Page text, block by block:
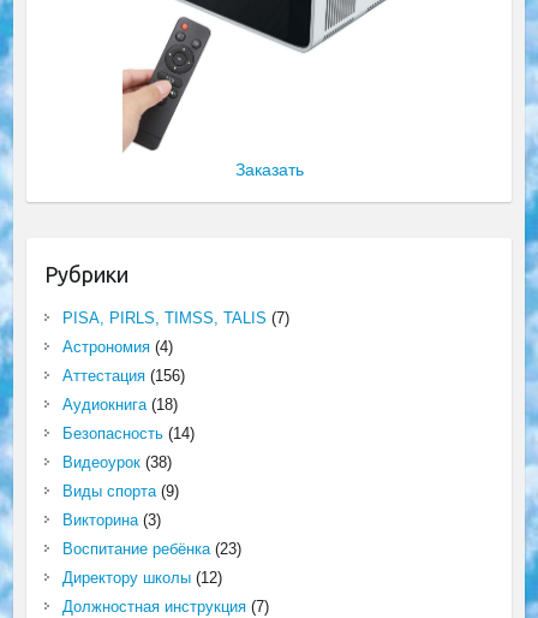
Заказать
Рубрики
PISA, PIRLS, TIMSS, TALIS (7)
Астрономия(4)
Аттестация(156)
Аудиокнига(18)
Безопасность(14)
Видеоурок(38)
Виды спорта(9)
Викторина(3)
Воспитание ребёнка(23)
Директору школы(12)
Должностная инструкция(7)